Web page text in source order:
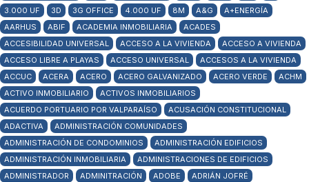
3.000 UF
3D 3G OFFICE 4.000 UF 8M A&G
A+ENERGÍA
AARHUS
ABIF ACADEMIA INMOBILIARIA
ACADES
ACCESIBILIDAD UNIVERSAL
ACCESO A LA VIVIENDA
ACCESO A VIVIENDA
ACCESO LIBRE A PLAYAS
ACCESO UNIVERSAL
ACCESOS A LA VIVIENDA
ACCUC
ACERA ACERO ACERO GALVANIZADO ACERO VERDE
ACHM
ACTIVO INMOBILIARIO
ACTIVOS INMOBILIARIOS
ACUERDO PORTUARIO POR VALPARAÍSO
ACUSACIÓN CONSTITUCIONAL
ADACTIVA
ADMINISTRACIÓN COMUNIDADES
ADMINISTRACIÓN DE CONDOMINIOS
ADMINISTRACIÓN EDIFICIOS
ADMINISTRACIÓN INMOBILIARIA
ADMINISTRACIONES DE EDIFICIOS
ADMINISTRADOR
ADMINITRACIÓN ADOBE
ADRIÁN JOFRÉ